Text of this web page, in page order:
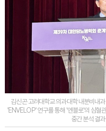
김신곤 고려대학교 의과대학 내분비내
'ENVELOP' 연구를 통해 '엔블로'의 심혈
중간 분석 결